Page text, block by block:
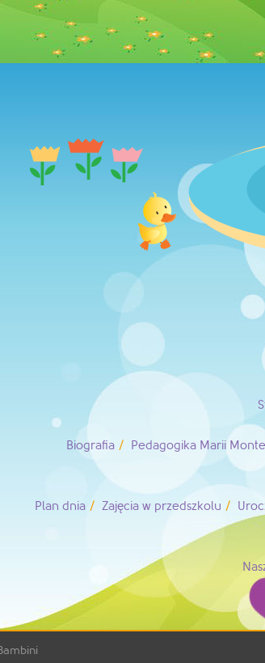
Biografia
Pedagogika Marii
Plan dnia
Zajęcia w przedszkolu